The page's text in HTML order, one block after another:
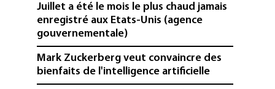
Juillet a été le mois le plus chaud jamais
enregistré aux Etats-Unis (agence
gouvernementale)
Mark Zuckerberg veut convaincre des
bienfaits de l'intelligence artificielle